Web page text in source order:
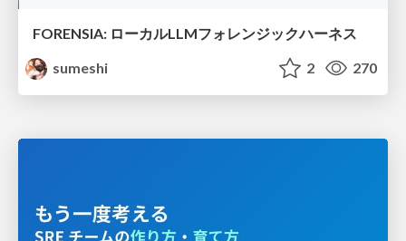
FORENSIA: ローカルLLMフォレンジックハーネス
sumeshi
2 270